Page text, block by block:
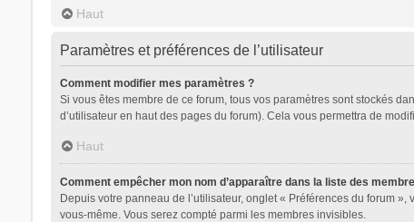
Haut
Paramètres et préférences de l’utilisateur
Comment modifier mes paramètres ?
Si vous êtes membre de ce forum, tous vos paramètres sont stockés
d’utilisateur en haut des pages du forum). Cela vous permettra de
Haut
Comment empêcher mon nom d’apparaître dans la liste des
Depuis votre panneau de l’utilisateur, onglet « Préférences du forum »,
vous-même. Vous serez compté parmi les membres invisibles.